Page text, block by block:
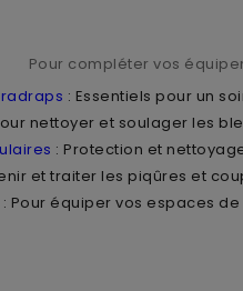
Pour compléter vos
: Essentiels pour un
nettoyer et soulager les
: Protection et
et traiter les piqûres et
: Pour équiper vos espaces de